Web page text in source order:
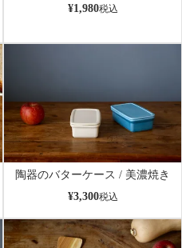
¥1,980税込
陶器のバターケース / 美濃焼き
¥3,300税込